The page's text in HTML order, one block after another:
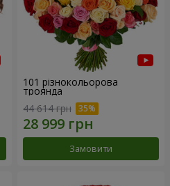
101 різнокольорова
троянда
44 614 грн
Замовити